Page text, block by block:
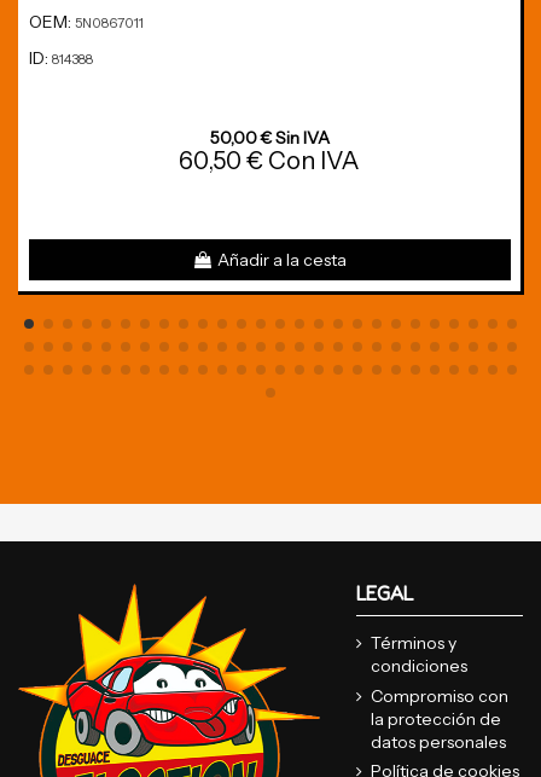
OEM: 5N0867011
ID: 814388
50,00 € Sin IVA
60,50 € Con IVA
Añadir a la cesta
LEGAL
Términos y
condiciones
Compromiso con
la protección de
datos personales
Política de cookies